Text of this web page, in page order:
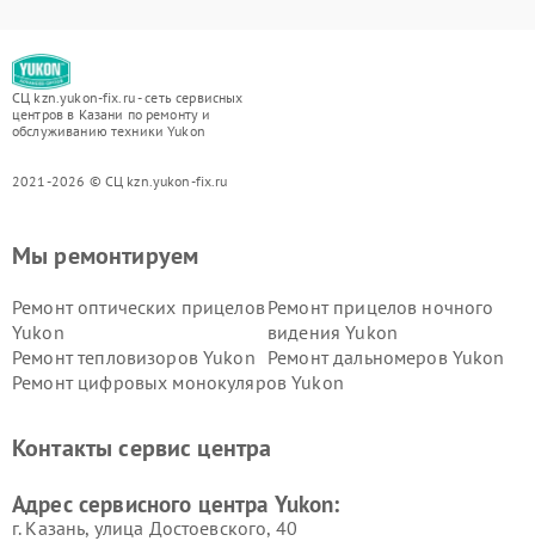
СЦ kzn.yukon-fix.ru - сеть сервисных
центров в Казани по ремонту и
обслуживанию техники Yukon
2021-2026 © СЦ kzn.yukon-fix.ru
Мы ремонтируем
Ремонт оптических прицелов
Yukon
Ремонт прицелов ночного
видения Yukon
Ремонт тепловизоров Yukon Ремонт дальномеров Yukon
Ремонт цифровых монокуляров Yukon
Контакты сервис центра
Адрес сервисного центра Yukon:
г. Казань, улица Достоевского, 40